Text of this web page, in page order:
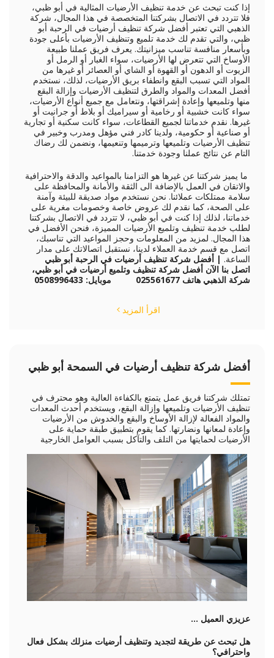
إذا كنت تبحث عن خدمة تنظيف الأرضيات المثالية في أبو ظبي،
فلا تتردد في الاتصال بشركتنا المتخصصة في هذا المجال، شركة
الذهبي التي تعتبر أفضل شركة تنظيف أرضيات في الرحبة أبو
ظبي، والتي تقدم لك خدمة تلميع وتنظيف الأرضيات بأعلى جودة
وبأسعار منافسة تناسب ميزانيتك. يعرف فريق عملنا طبيعة
الأوساخ التي تتعرض لها الأرضيات، سواء الغبار أو الرمل أو
الزيوت أو الدهون أو القهوة أو الشاي أو العصائر أو غيرها من
المواد التي تسبب البقع وانطفاء بريق الأرضيات، لذلك، نستخدم
أفضل المعدات والمواد والطرق لتنظيف الأرضيات وإزالة البقع
منها وتلميعها وإعادة إشراقتها، ونتعامل مع جميع أنواع الأرضيات،
سواء كانت خشبية أو رخامية أو سيراميك أو بلاط أو جرانيت أو
غيرها. نقدم خدماتنا لجميع القطاعات، سواء كانت سكنية أو تجارية
أو صناعية أو حكومية، ولدينا كادر فني مؤهل ومدرب وخبير في
تنظيف الأرضيات وتلميعها وترميمها وتنعيمها، ونضمن لك رضاك
التام عن نتائج عملنا وجودة خدمتنا.
ما يميز شركتنا عن غيرها هو التزامنا بالمواعيد والدقة والاحترافية
والاتقان في العمل بالإضافة الى الثقة والأمانة والمحافظة على
سلامة ممتلكات عملائنا. نحن نستخدم مواد صديقة للبيئة وآمنة
على الصحة، كما نقدم لك عروض خاصة وخصومات مغرية على
خدماتنا، لذلك إذا كنت في أبو ظبي، لا تتردد في الاتصال بشركتنا
لطلب خدمة تنظيف وتلميع الأرضيات المميزة، فنحن الأفضل في
هذا المجال. لمزيد من المعلومات وحجز المواعيد التي تناسبك،
اتصل مع قسم خدمة العملاء لدينا، نستقبل اتصالاتك على مدار
الساعة. | أفضل شركة تنظيف أرضيات في الرحبة أبو ظبي
اتصل بنا الآن أفضل شركة تنظيف وتلميع أرضيات في أبو ظبي،
شركة الذهبي هاتف 025561677 موبايل: 0508996433
اقرأ المزيد
أفضل شركة تنظيف أرضيات في السمحة أبو ظبي
تمتلك شركتنا فريق عمل يتمتع بالكفاءة العالية وهو محترف في
تنظيف الأرضيات وتلميعها وإزالة البقع، ويستخدم أحدث المعدات
والمواد الفعالة لإزالة الأوساخ والبقع والخدوش من الأرضيات
وإعادة لمعانها ونضارتها. كما يقوم بتطبيق طبقة حماية على
الأرضيات لحمايتها من التلف والتآكل بسبب العوامل الخارجية
عزيزي العميل ...
هل تبحث عن طريقة لتجديد وتنظيف أرضيات منزلك بشكل فعال
واحترافي؟